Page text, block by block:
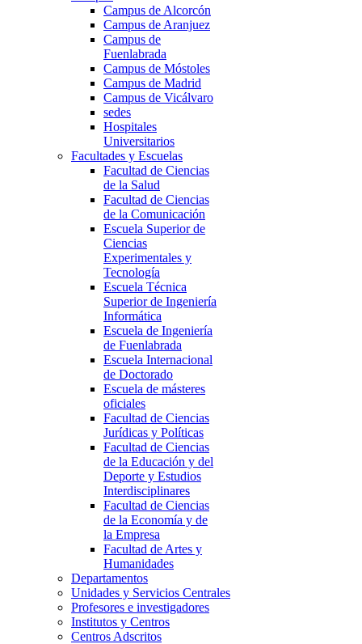
Campus de Alcorcón
Campus de Aranjuez
Campus de
Fuenlabrada
Campus de Móstoles
Campus de Madrid
Campus de Vicálvaro
sedes
Hospitales
Universitarios
Facultades y Escuelas
Facultad de Ciencias
de la Salud
Facultad de Ciencias
de la Comunicación
Escuela Superior de
Ciencias
Experimentales y
Tecnología
Escuela Técnica
Superior de Ingeniería
Informática
Escuela de Ingeniería
de Fuenlabrada
Escuela Internacional
de Doctorado
Escuela de másteres
oficiales
Facultad de Ciencias
Jurídicas y Políticas
Facultad de Ciencias
de la Educación y del
Deporte y Estudios
Interdisciplinares
Facultad de Ciencias
de la Economía y de
la Empresa
Facultad de Artes y
Humanidades
Departamentos
Unidades y Servicios Centrales
Profesores e investigadores
Institutos y Centros
Centros Adscritos